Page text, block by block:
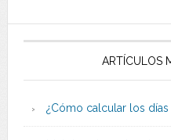
ARTÍCULOS
¿Cómo calcular los